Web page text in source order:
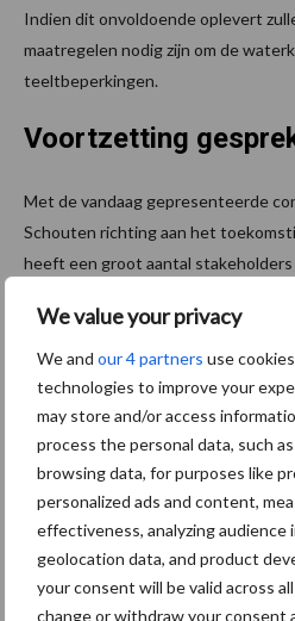
We value your privacy
We and our 4 partners use
technologies to improve your
may store and/or access
process the personal data, such
browsing data, for purposes like
personalized ads and content,
effectiveness, analyzing
geolocation data, and product
your consent will be valid across
change or withdraw your consent
Indien dit onvoldoende oplevert
maatregelen nodig zijn om de
teeltbeperkingen.
Voortzetting
Met de vandaag gepresenteerde
Schouten richting aan het
heeft een groot aantal
uitwerking gebruikmaken van de
praktijkervaring van de sector en
advies over de aanpak van de
Adviescollege Remkes zal daarin
Bron:Ministerie van LNV
Aanbevolen voor jou!
grillig: